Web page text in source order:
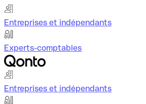
Entreprises et indépendants
Experts-comptables
Entreprises et indépendants